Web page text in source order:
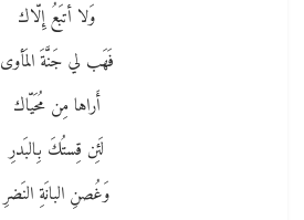
وَلا أتبَعُ إِلّاك
فَهَب لي جَنَّةَ المَأوى
أَراها مِن مُحَيّاك
لَئِن قِستُكَ بِالبَدرِ
وَغُصنِ البانَةِ النَضرِ